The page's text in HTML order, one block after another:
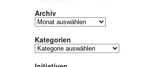
Archiv
Archiv
Kategorien
Kategorien